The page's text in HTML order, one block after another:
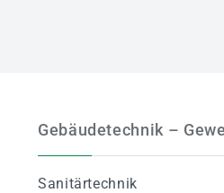
Gebäudetechnik –
Sanitärtechnik